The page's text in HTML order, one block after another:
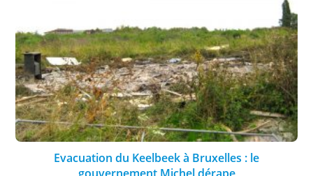
Evacuation du Keelbeek à Bruxelles : le